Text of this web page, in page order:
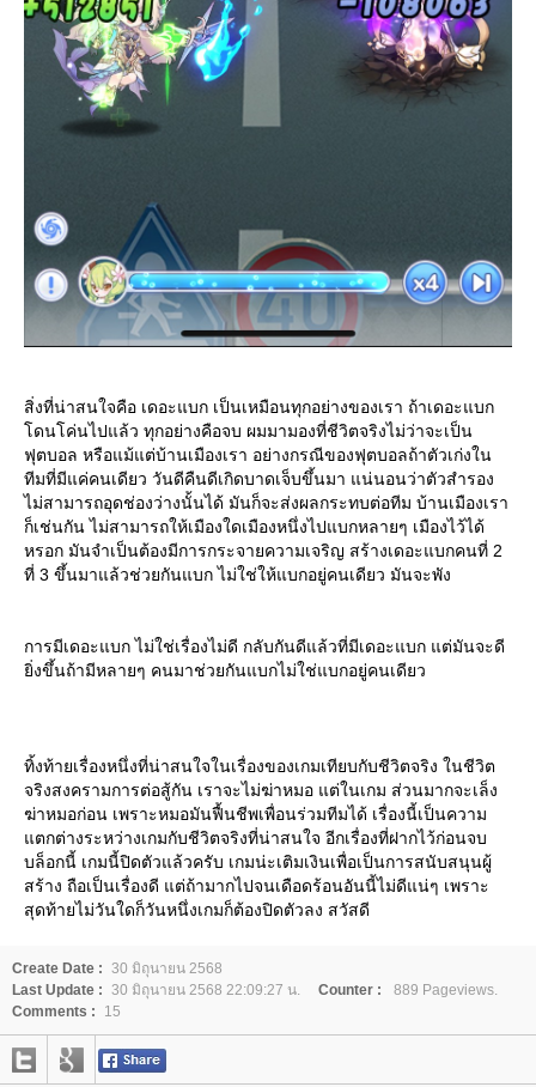
สิ่งที่น่าสนใจคือ เดอะแบก เป็นเหมือนทุกอย่างของเรา ถ้าเดอะแบก
ดนโค่นไปแล้ว ทุกอย่างคือจบ ผมมามองที่ชีวิตจริงไม่ว่าจะเป็น
ฟุตบอล หรือแม้แต่บ้านเมืองเรา อย่างกรณีของฟุตบอลถ้าตัวเก่งใน
ทีมที่มีแค่คนเดียว วันดีคืนดีเกิดบาดเจ็บขึ้นมา แน่นอนว่าตัวสำรอง
ไม่สามารถอุดช่องว่างนั้นได้ มันก็จะส่งผลกระทบต่อทีม บ้านเมืองเรา
ก็เช่นกัน ไม่สามารถให้เมืองใดเมืองหนึ่งไปแบกหลายๆ เมืองไว้ได้
หรอก มันจำเป็นต้องมีการกระจายความเจริญ สร้างเดอะแบกคนที่ 2
ที่ 3 ขึ้นมาแล้วช่วยกันแบก ไม่ใช่ให้แบกอยู่คนเดียว มันจะพัง
การมีเดอะแบก ไม่ใช่เรื่องไม่ดี กลับกันดีแล้วที่มีเดอะแบก แต่มันจะดี
ิ่งขึ้นถ้ามีหลายๆ คนมาช่วยกันแบกไม่ใช่แบกอยู่คนเดียว
ทิ้งท้ายเรื่องหนึ่งที่น่าสนใจในเรื่องของเกมเทียบกับชีวิตจริง ในชีวิต
จริงสงครามการต่อสู้กัน เราจะไม่ฆ่าหมอ แต่ในเกม ส่วนมากจะเล็ง
ฆ่าหมอก่อน เพราะหมอมันฟื้นชีพเพื่อนร่วมทีมได้ เรื่องนี้เป็นความ
ตกต่างระหว่างเกมกับชีวิตจริงที่น่าสนใจ อีกเรื่องที่ฝากไว้ก่อนจบ
บล็อกนี้ เกมนี้ปิดตัวแล้วครับ เกมน่ะเติมเงินเพื่อเป็นการสนับสนุนผู้
สร้าง ถือเป็นเรื่องดี แต่ถ้ามากไปจนเดือดร้อนอันนี้ไม่ดีแน่ๆ เพราะ
สุดท้ายไม่วันใดก็วันหนึ่งเกมก็ต้องปิดตัวลง สวัสดี
Create Date : 30 มิถุนายน 2568
Last Update : 30 มิถุนายน 2568 22:09:27 น. Counter :
889 Pageviews.
Comments :
15